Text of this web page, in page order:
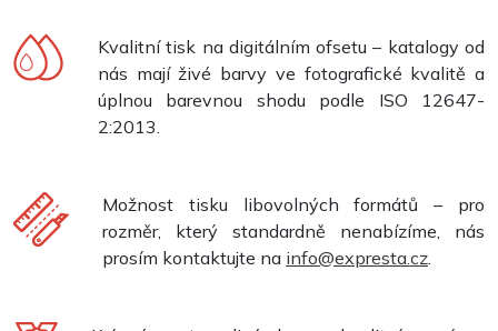
Kvalitní tisk na digitálním ofsetu – katalogy od
nás mají živé barvy ve fotografické kvalitě a
úplnou barevnou shodu podle ISO 12647-
2:2013.
Možnost tisku libovolných formátů – pro
rozměr, který standardně nenabízíme, nás
prosím kontaktujte na info@expresta.cz